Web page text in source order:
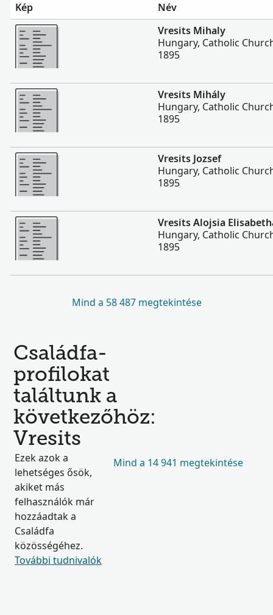
Kép
Név
Több
Vresits Mihaly
Hungary, Catholic
1895
Több
Vresits Mihály
Hungary, Catholic
1895
Több
Vresits Jozsef
Hungary, Catholic
1895
Több
Vresits Alojsia
Hungary, Catholic
1895
Mind a 58 487 megtekintése
Családfa-
profilokat
találtunk a
következőhöz:
Vresits
Ezek azok a
lehetséges ősök,
akiket más
felhasználók már
hozzáadtak a
Családfa
közösségéhez.
További tudnivalók
Mind a 14 941 megtekintése